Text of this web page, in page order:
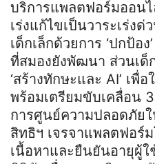
บริการแพลตฟอร์มออน
เร่งแก้ไขเป็นวาระเร่ง
เด็กเล็กด้วยการ ‘ปกป้อ
ที่สมองยังพัฒนา ส่วนเด็
‘สร้างทักษะและ AI’ เพื่
พร้อมเตรียมขับเคลื่อน
การศูนย์ความปลอดภัย
สิทธิฯ เจรจาแพลตฟอร์
เนื้อหาและยืนยันอายุผู้